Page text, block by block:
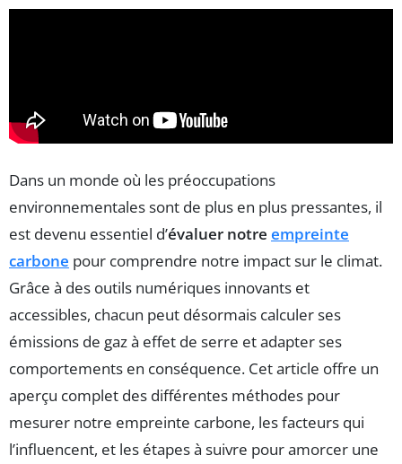
Dans un monde où les préoccupations
environnementales sont de plus en plus pressantes, il
est devenu essentiel d’évaluer notre empreinte
carbone pour comprendre notre impact sur le climat.
Grâce à des outils numériques innovants et
accessibles, chacun peut désormais calculer ses
émissions de gaz à effet de serre et adapter ses
comportements en conséquence. Cet article offre un
aperçu complet des différentes méthodes pour
mesurer notre empreinte carbone, les facteurs qui
l’influencent, et les étapes à suivre pour amorcer une